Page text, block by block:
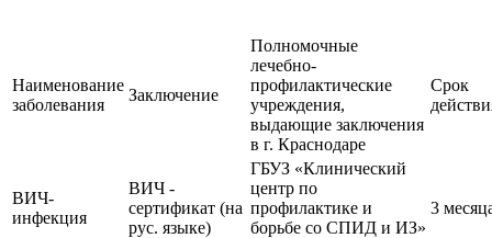
Наименование
заболевания
Заключение
Полномочные
лечебно-
профилактические
учреждения,
выдающие заключения
в г. Краснодаре
Срок
ВИЧ-
инфекция
ВИЧ -
сертификат (на
рус. языке)
ГБУЗ «Клинический
центр по
профилактике и
борьбе со СПИД и ИЗ»
3